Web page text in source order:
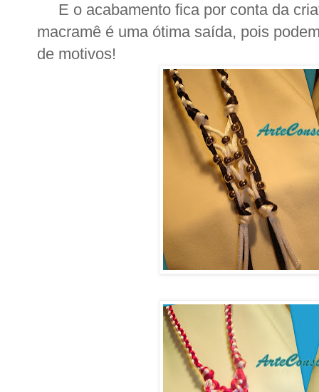
E o acabamento fica por conta da
macramê é uma ótima saída, pois
de motivos!